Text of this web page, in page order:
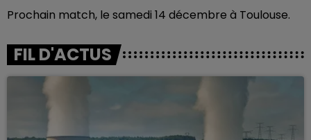
Prochain match, le samedi 14 décembre à Toulouse.
FIL D'ACTUS